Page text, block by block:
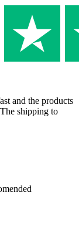
and the products
shipping to